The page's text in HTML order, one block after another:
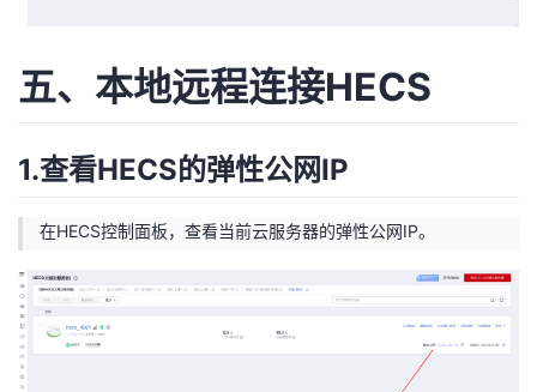
五、本地远程连接HECS
1.查看HECS的弹性公网IP
在HECS控制面板，查看当前云服务器的弹性公网IP。